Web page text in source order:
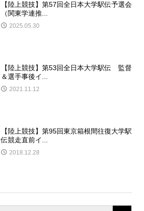
【陸上競技】第57回全日本大学駅伝予選会
（関東学連推...
2025.05.30
【陸上競技】第53回全日本大学駅伝 監督
＆選手事後イ...
2021.11.12
【陸上競技】第95回東京箱根間往復大学駅
伝競走直前イ...
2018.12.28